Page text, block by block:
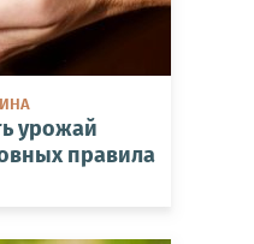
урожай
правила